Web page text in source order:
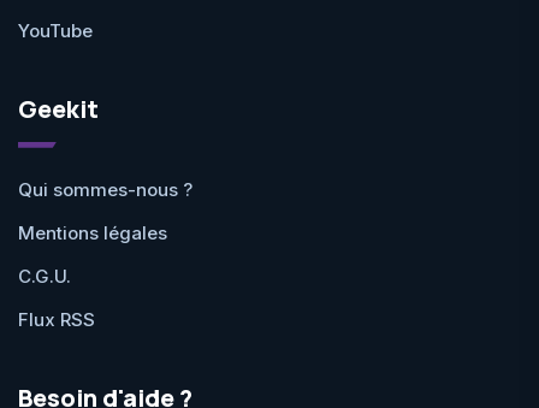
YouTube
Geekit
Qui sommes-nous ?
Mentions légales
C.G.U.
Flux RSS
Besoin d'aide ?